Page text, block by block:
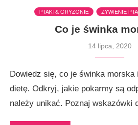
PTAKI & GRYZONIE ŻYWIENIE
Co je świnka
14 lipca, 2020
Dowiedz się, co je świnka morska
dietę. Odkryj, jakie pokarmy są
należy unikać. Poznaj wskazówki